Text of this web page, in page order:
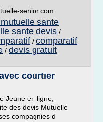
senior.com
sante
sante devis /
/ comparatif
/ devis gratuit
courtier
Jeune en ligne,
des devis Mutuelle
compagnies d